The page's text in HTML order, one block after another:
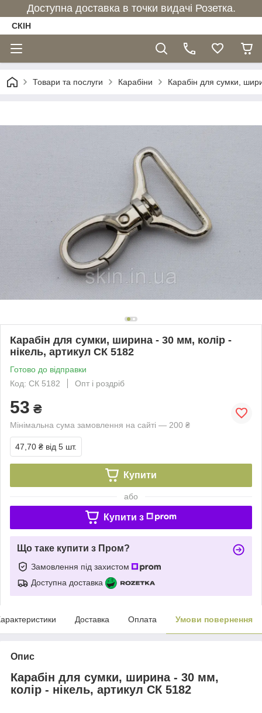
Доступна доставка в точки видачі Розетка.
СКІН
Товари та послуги Карабіни Карабін для сумки,
Карабін для сумки, ширина - 30 мм, колір -
нікель, артикул СК 5182
Готово до відправки
Код: СК 5182
Опт і роздріб
53 ₴
Мінімальна сума замовлення на сайті — 200 ₴
47,70 ₴ від 5 шт.
Купити
або
Купити з
Що таке купити з Пром?
Замовлення під захистом
Доступна доставка
Доставка Оплата Умови повернення
Опис
Карабін для сумки, ширина - 30 мм,
колір - нікель, артикул СК 5182